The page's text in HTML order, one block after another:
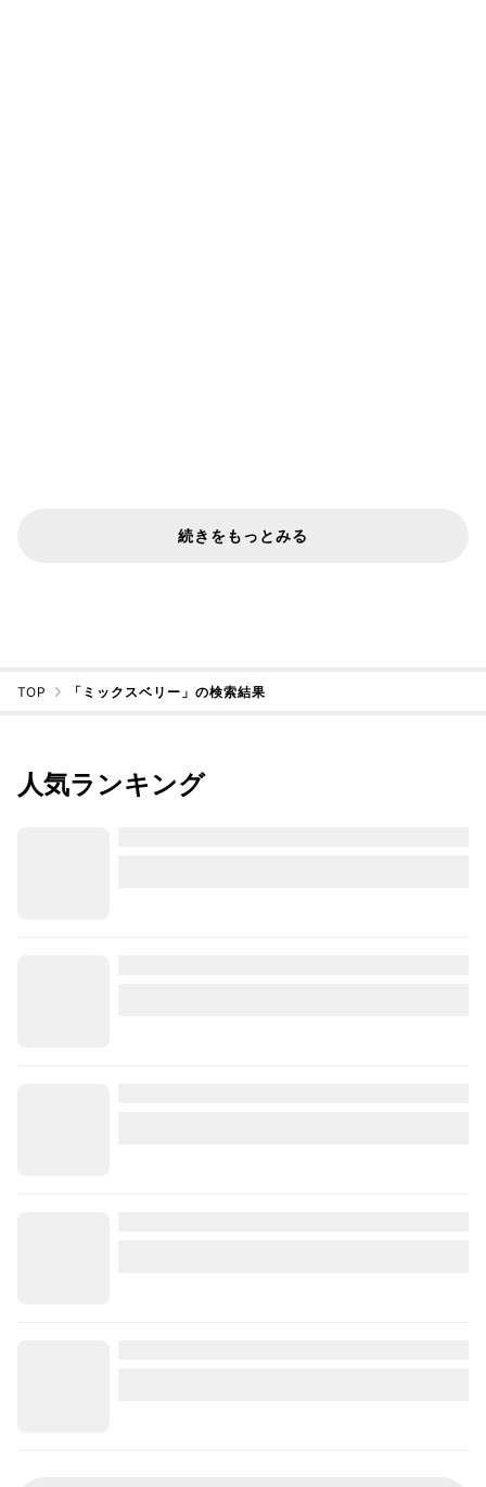
続きをもっとみる
TOP 「ミックスベリー」の検索結果
人気ランキング